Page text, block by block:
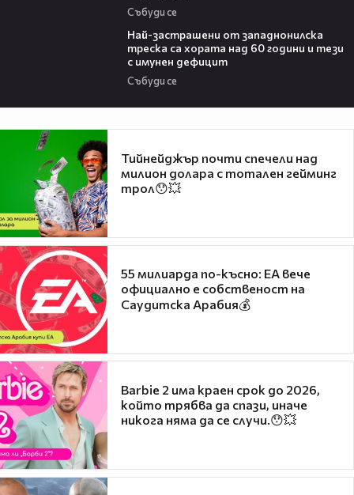
Събуди се
Най-застрашени от западнонилска
треска са хората над 60 години и тези
с имунен дефицит
Събуди се
Тийнейджър почти спечели над
милион долара с тотален гейминг
трол😯💥
55 милиарда по-късно: EA вече
официално е собственост на
Саудитска Арабия💰
Barbie 2 има краен срок до 2026,
който трябва да спази, иначе
никога няма да се случи.😯💥